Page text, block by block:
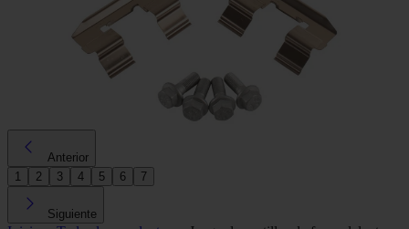
Anterior
1
2 3 4 5 6 7
Siguiente